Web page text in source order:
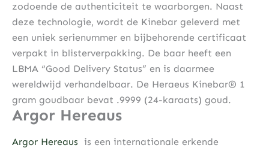
zodoende de authenticiteit te waarborgen. Naast
deze technologie, wordt de Kinebar geleverd met
een uniek serienummer en bijbehorende certificaat
verpakt in blisterverpakking. De baar heeft een
LBMA “Good Delivery Status” en is daarmee
wereldwijd verhandelbaar. De Heraeus Kinebar® 1
gram goudbaar bevat .9999 (24-karaats) goud.
Argor Hereaus
Argor Hereaus is een internationale erkende